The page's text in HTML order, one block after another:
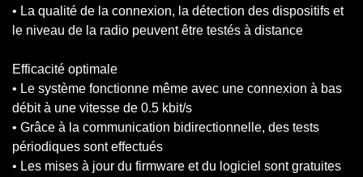
• La qualité de la connexion, la détection des dispositifs et
le niveau de la radio peuvent être testés à distance
Efficacité optimale
• Le système fonctionne même avec une connexion à bas
débit à une vitesse de 0.5 kbit/s
• Grâce à la communication bidirectionnelle, des tests
périodiques sont effectués
• Les mises à jour du firmware et du logiciel sont gratuites